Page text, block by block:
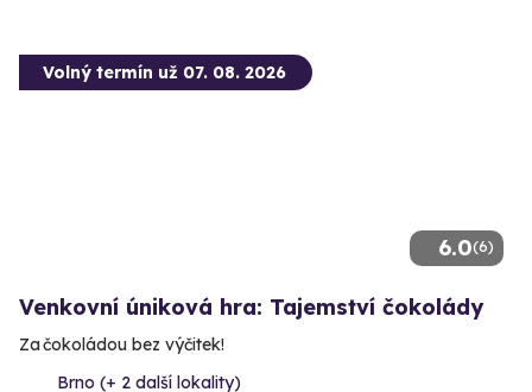
6.0(6)
Volný termín už 07. 08. 2026
Venkovní úniková hra: Tajemství čokolády
Za čokoládou bez výčitek!
Brno (+ 2 další lokality)